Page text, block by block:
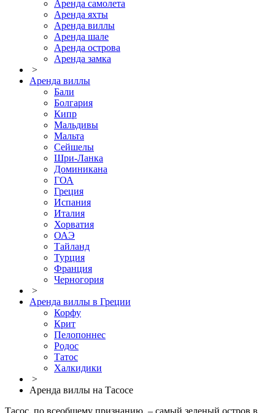
Аренда самолета
Аренда яхты
Аренда виллы
Аренда шале
Аренда острова
Аренда замка
>
Аренда виллы
Бали
Болгария
Кипр
Мальдивы
Мальта
Сейшелы
Шри-Ланка
Доминикана
ГОА
Греция
Испания
Италия
Хорватия
ОАЭ
Тайланд
Турция
Франция
Черногория
>
Аренда виллы в Греции
Корфу
Крит
Пелопоннес
Родос
Татос
Халкидики
>
Аренда виллы на Тасосе
Тасос, по всеобщему признанию, – самый зеленый остров в